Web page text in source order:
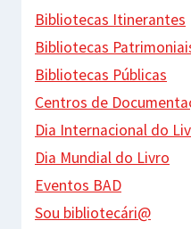
Bibliotecas Itinerantes
Bibliotecas
Bibliotecas Públicas
Centros de
Dia Internacional do
Dia Mundial do Livro
Eventos BAD
Sou bibliotecári@